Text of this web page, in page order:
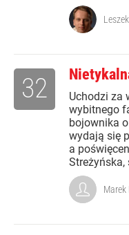
Uchodzi za
wybitnego
bojownika
wydają się
a
Streżyńska,
32
Marek